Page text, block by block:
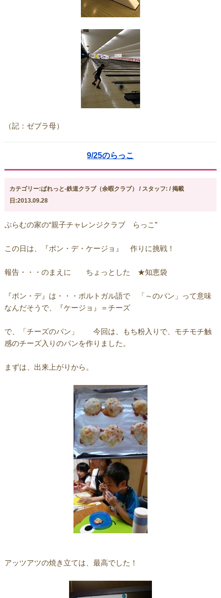
（記：ゼブラ母）
9/25のらっこ
カテゴリー:ぱれっと-鉄道クラブ（余暇クラブ） / スタッフ: / 掲載
日:2013.09.28
ぷらむの家の“親子チャレンジクラブ らっこ”
この日は、『ポン・デ・ケージョ』 作りに挑戦！
報告・・・のまえに ちょっとした ★知恵袋
『ポン・デ』は・・・ポルトガル語で 「～のパン」って意味
なんだそうで、『ケージョ』＝チーズ
で、「チーズのパン」 今回は、もち粉入りで、モチモチ触
感のチーズ入りのパンを作りました。
まずは、出来上がりから。
アッツアツの焼き立ては、最高でした！